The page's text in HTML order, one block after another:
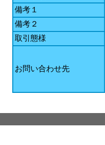
備考１
備考２
取引態様
お問い合わせ先